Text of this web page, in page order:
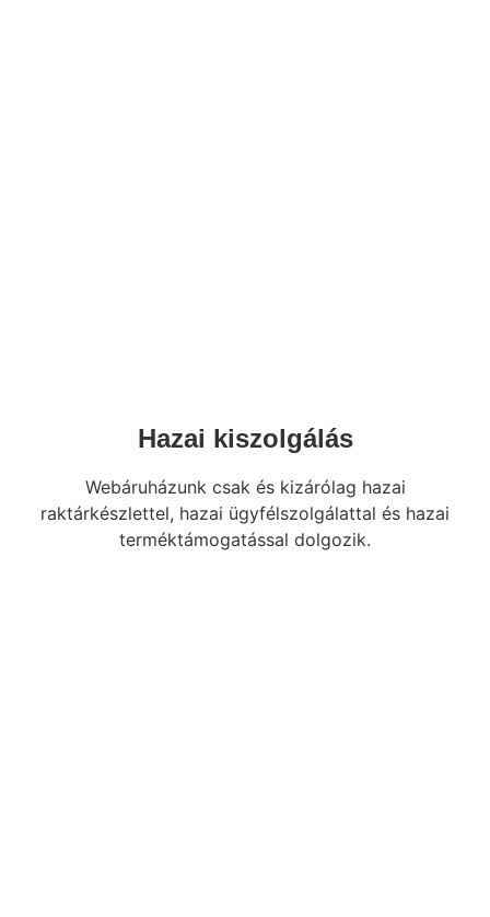
Hazai kiszolgálás
Webáruházunk csak és kizárólag hazai
raktárkészlettel, hazai ügyfélszolgálattal és hazai
terméktámogatással dolgozik.